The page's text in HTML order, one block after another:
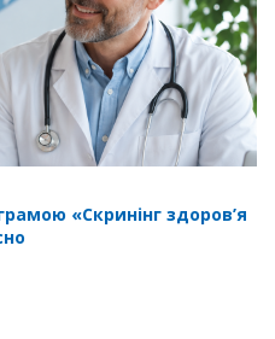
«Скринінг здоров’я